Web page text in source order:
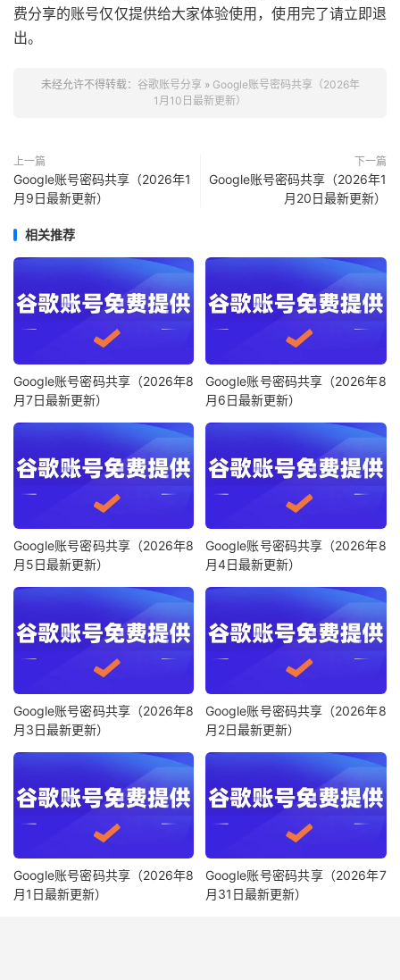
费分享的账号仅仅提供给大家体验使用，使用完了请立即退
出。
未经允许不得转载： 谷歌账号分享 » Google账号密码共享（2026年
1月10日最新更新）
上一篇
Google账号密码共享（2026年1
月9日最新更新）
下一篇
Google账号密码共享（2026年1
月20日最新更新）
相关推荐
Google账号密码共享（2026年8
月7日最新更新）
Google账号密码共享（2026年8
月6日最新更新）
Google账号密码共享（2026年8
月5日最新更新）
Google账号密码共享（2026年8
月4日最新更新）
Google账号密码共享（2026年8
月3日最新更新）
Google账号密码共享（2026年8
月2日最新更新）
Google账号密码共享（2026年8
月1日最新更新）
Google账号密码共享（2026年7
月31日最新更新）